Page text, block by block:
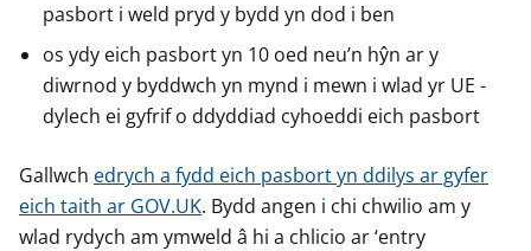
pasbort i weld pryd y bydd yn dod i ben
os ydy eich pasbort yn 10 oed neu’n hŷn ar y
diwrnod y byddwch yn mynd i mewn i wlad yr UE -
dylech ei gyfrif o ddyddiad cyhoeddi eich pasbort
Gallwch edrych a fydd eich pasbort yn ddilys ar gyfer
eich taith ar GOV.UK. Bydd angen i chi chwilio am y
wlad rydych am ymweld â hi a chlicio ar ‘entry